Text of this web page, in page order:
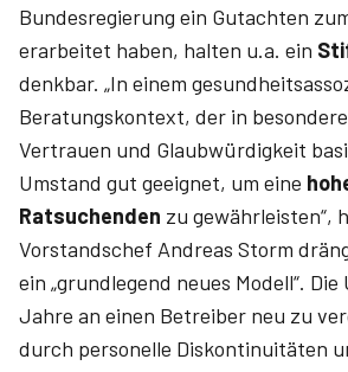
Bundesregierung ein Gutachten
erarbeitet haben, halten u.a. ein
denkbar. „In einem
Beratungskontext, der in
Vertrauen und Glaubwürdigkeit
Umstand gut geeignet, um eine
Ratsuchenden zu gewährleisten“,
Vorstandschef Andreas Storm
ein „grundlegend neues Modell“. Die
Jahre an einen Betreiber neu zu
durch personelle Diskontinuitäten